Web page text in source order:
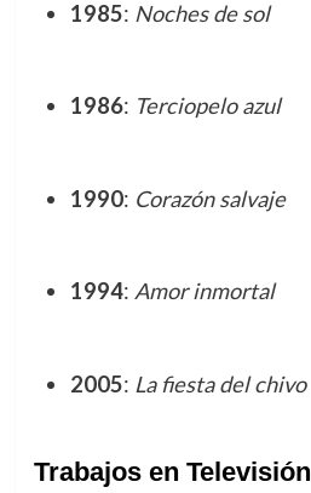
1985: Noches de sol
1986: Terciopelo azul
1990: Corazón salvaje
1994: Amor inmortal
2005: La fiesta del chivo
Trabajos en Televisión